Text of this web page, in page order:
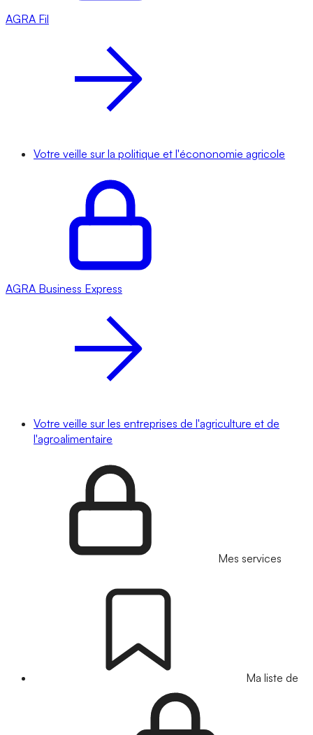
AGRA Fil
Votre veille sur la politique et l'écononomie agricole
AGRA Business Express
Votre veille sur les entreprises de l'agriculture et de
l'agroalimentaire
Mes services
Ma liste de